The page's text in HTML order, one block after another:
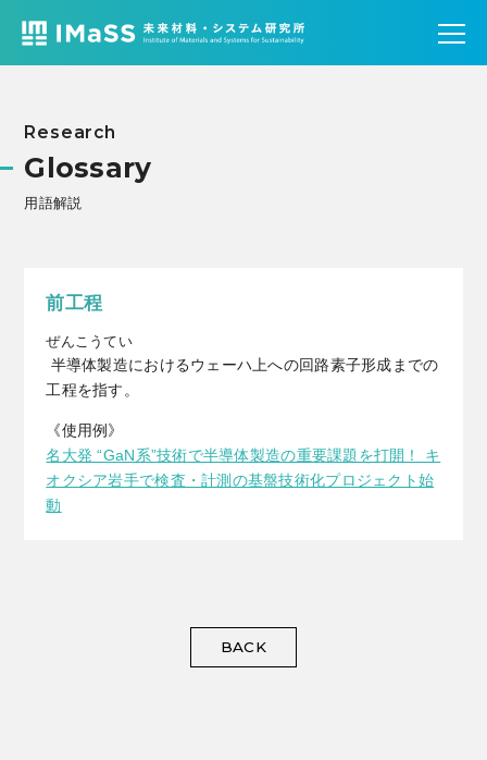
Research
Glossary
用語解説
前工程
ぜんこうてい
半導体製造におけるウェーハ上への回路素子形成までの
工程を指す。
《使用例》
名大発 “GaN系”技術で半導体製造の重要課題を打開！ キ
オクシア岩手で検査・計測の基盤技術化プロジェクト始
動
BACK